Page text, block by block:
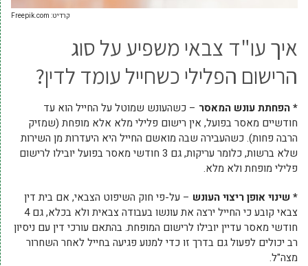
קרדיט: Freepik.com
איך עו"ד צבאי משפיע על סוג
הרישום הפלילי כשחייל עומד לדין?
* הפחתת עונש המאסר – כשהעונש שמוטל על החייל הוא עד
חודשיים מאסר בפועל, אין רישום פלילי מלא אלא מופחת (שמזיק
הרבה פחות). כשהעבירה שבה מואשם החייל היא היעדרות מן השירות
שלא ברשות, כלומר עריקות, גם 3 חודשי מאסר בפועל יובילו לרישום
פלילי מופחת ולא מלא.
* שינוי אופן ריצוי העונש – על-פי חוק השיפוט הצבאי, אם בית דין
צבאי קובע כי החייל ירצה את עונשו בעבודה צבאית ולא בכלא, גם 4
חודשי מאסר עדיין יובילו לרישום המופחת. בהתאם עורכי דין עם ניסיון
רב יכולים לפעול גם בדרך זו כדי למנוע פגיעה בחייל לאחר השחרור
מצה"ל.